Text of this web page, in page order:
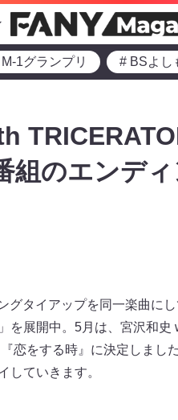
1グランプリ # BSよし
組のエンデ
グタイアップを同一楽曲に
を展開中。5月は、宮沢和
恋をする時』に決定しまし
していきます。